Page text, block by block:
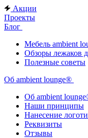
Акции
Проекты
Блог
Мебель ambient
Обзоры лежаков
Полезные советы
Об ambient lounge®
Oб ambient
Наши принципы
Нанесение
Реквизиты
Отзывы